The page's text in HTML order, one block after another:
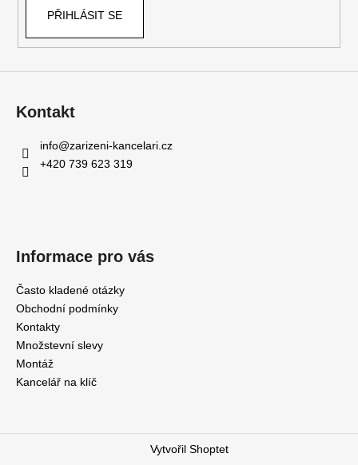
PŘIHLÁSIT SE
Kontakt
info@zarizeni-kancelari.cz
+420 739 623 319
Informace pro vás
Často kladené otázky
Obchodní podmínky
Kontakty
Množstevní slevy
Montáž
Kancelář na klíč
Vytvořil Shoptet